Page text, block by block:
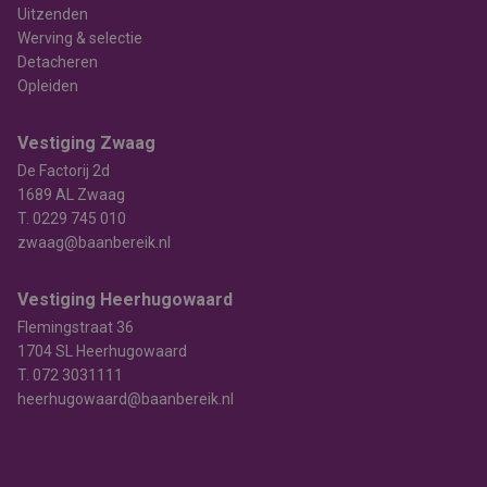
Uitzenden
Werving & selectie
Detacheren
Opleiden
Vestiging Zwaag
De Factorij 2d
1689 AL Zwaag
T. 0229 745 010
zwaag@baanbereik.nl
Vestiging Heerhugowaard
Flemingstraat 36
1704 SL Heerhugowaard
T. 072 3031111
heerhugowaard@baanbereik.nl